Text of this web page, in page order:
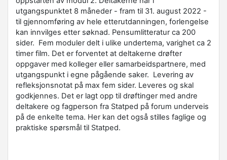
utgangspunktet 8 måneder - fram til 31. august 2022 -
til gjennomføring av hele etterutdanningen, forlengelse
kan innvilges etter søknad. Pensumlitteratur ca 200
sider. Fem moduler delt i ulike undertema, varighet ca 2
timer film. Det er forventet at deltakerne drøfter
oppgaver med kolleger eller samarbeidspartnere, med
utgangspunkt i egne pågående saker. Levering av
refleksjonsnotat på max fem sider. Leveres og skal
godkjennes. Det er lagt opp til drøftinger med andre
deltakere og fagperson fra Statped på forum underveis
på de enkelte tema. Her kan det også stilles faglige og
praktiske spørsmål til Statped.